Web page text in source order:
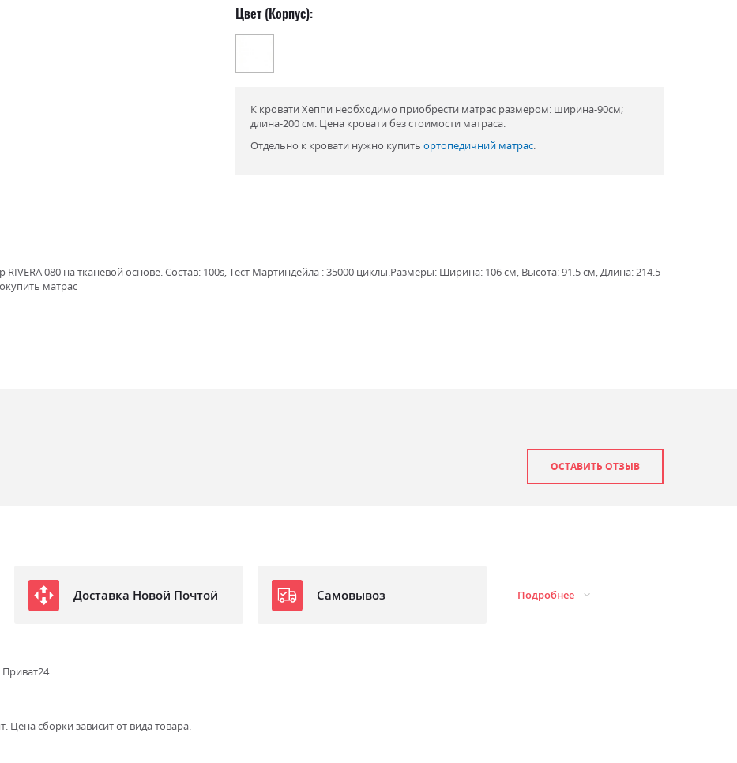
Цвет (Корпус):
К кровати Хеппи необходимо приобрести матрас размером: ширина-90см;
длина-200 см. Цена кровати без стоимости матраса.
Отдельно к кровати нужно купить ортопедичний матрас.
RIVERA 080 на тканевой основе. Состав: 100s, Тест Мартиндейла : 35000 циклы.Размеры: Ширина: 106 см, Высота: 91.5 см, Длина: 214.5
матрас
ОСТАВИТЬ ОТЗЫВ
Доставка Новой Почтой Самовывоз Подробнее
Цена сборки зависит от вида товара.